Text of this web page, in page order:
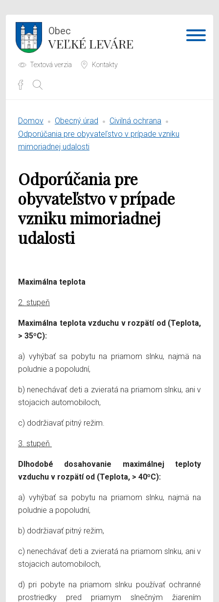
Obec
VEĽKÉ LEVÁRE
Textová verzia Kontakty
Samospráva
O obci
Domov Obecný úrad
Civilná ochrana
Odporúčania pre obyvateľstvo v prípade vzniku
mimoriadnej udalosti
Odporúčania pre
obyvateľstvo v prípade
vzniku mimoriadnej
udalosti
Maximálna teplota
2. stupeň
Maximálna teplota vzduchu v rozpätí od (Teplota,
> 35ºC):
a) vyhýbať sa pobytu na priamom slnku, najmä na
poludnie a popoludní,
b) nenechávať deti a zvieratá na priamom slnku, ani v
stojacich automobiloch,
c) dodržiavať pitný režim.
3. stupeň
Dlhodobé dosahovanie maximálnej teploty
vzduchu v rozpätí od (Teplota, > 40ºC):
a) vyhýbať sa pobytu na priamom slnku, najmä na
poludnie a popoludní,
b) dodržiavať pitný režim,
c) nenechávať deti a zvieratá na priamom slnku, ani v
stojacich automobiloch,
d) pri pobyte na priamom slnku používať ochranné
prostriedky pred priamym slnečným žiarením